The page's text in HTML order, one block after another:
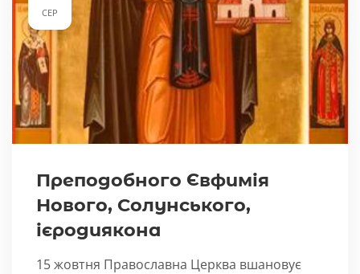
СЕР
Преподобного Євфимія
Нового, Солунського,
ієродиякона
15 жовтня Православна Церква вшановує